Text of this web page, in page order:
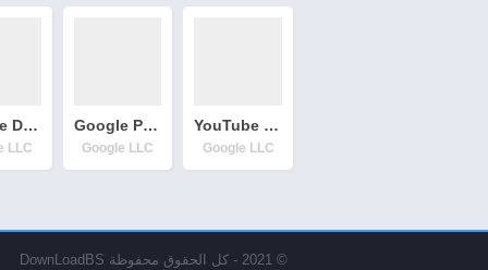
YouTube Kids
Google LLC
Google Photos
Google LLC
Google Drive
LLC
© 2021 - كل الحقوق محفوظة DownLoadBS